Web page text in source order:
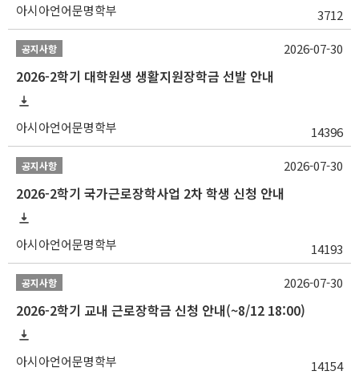
아시아언어문명학부 3712
공지사항
2026-2학기 대학원생 생활지원장학금 선발 안내
아시아언어문명학부 14396
2026-07-30
공지사항
2026-2학기 국가근로장학사업 2차 학생 신청 안내
아시아언어문명학부 14193
2026-07-30
공지사항
2026-2학기 교내 근로장학금 신청 안내(~8/12 18:00)
아시아언어문명학부 14154
2026-07-30